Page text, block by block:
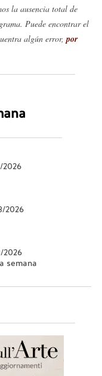
la ausencia total de
Puede encontrar el
algún error, por
2026
2026
semana